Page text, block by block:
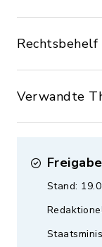
Rechtsbehelf
Verwandte
Stand: